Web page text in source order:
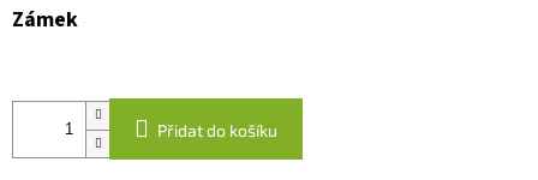
Zámek
Přidat do košíku